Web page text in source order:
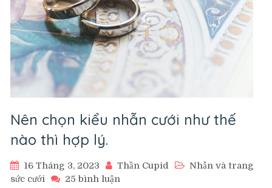
Nên chọn kiểu nhẫn cưới như thế
nào thì hợp lý.
16 Tháng 3, 2023 Thần Cupid
Nhẫn và trang
sức cưới
25 bình luận